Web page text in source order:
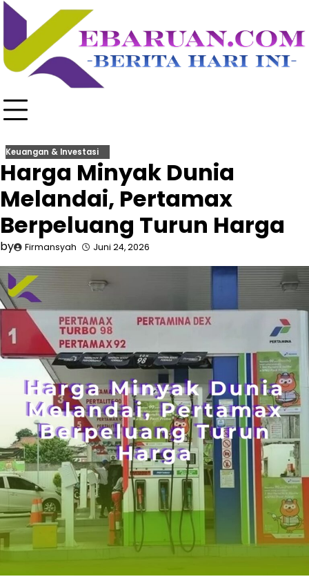
Skip
content
Keuangan & Investasi
Harga Minyak Dunia
Melandai, Pertamax
Berpeluang Turun Harga
by Firmansyah Juni 24, 2026